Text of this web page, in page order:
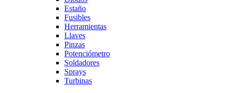
Estaño
Fusibles
Herramientas
Llaves
Pinzas
Potenciómetro
Soldadores
Sprays
Turbinas